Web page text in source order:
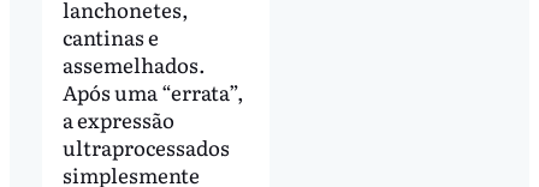
lanchonetes,
cantinas e
assemelhados.
Após uma “errata”,
a expressão
ultraprocessados
simplesmente